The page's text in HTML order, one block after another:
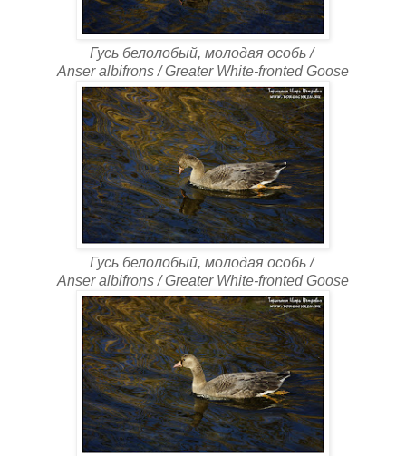
Гусь белолобый, молодая особь /
Anser albifrons /Greater White-fronted Goose
Гусь белолобый, молодая особь /
Anser albifrons /Greater White-fronted Goose